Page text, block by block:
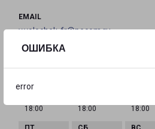
ОШИБКА
error
EMAIL
v.volochek-fr@pecom.ru
18:00
18:00
18:00